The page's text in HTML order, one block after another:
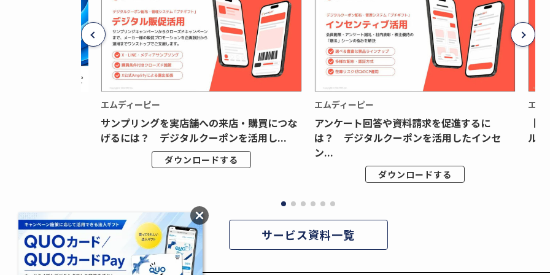
エムディーピー
サンプリングを実店舗への来店・購買につな
げるには？ デジタルクーポンを活用し...
ダウンロードする
エムディーピー
アンケート回答や資料請求を促進するに
は？ デジタルクーポンを活用したインセ
ン...
ダウンロードする
エム
【
ル
サービス資料一覧